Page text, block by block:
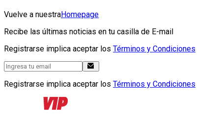
Vuelve a nuestraHomepage
Recibe las últimas noticias en tu casilla de E-mail
Registrarse implica aceptar los Términos y Condiciones
Registrarse implica aceptar los Términos y Condiciones